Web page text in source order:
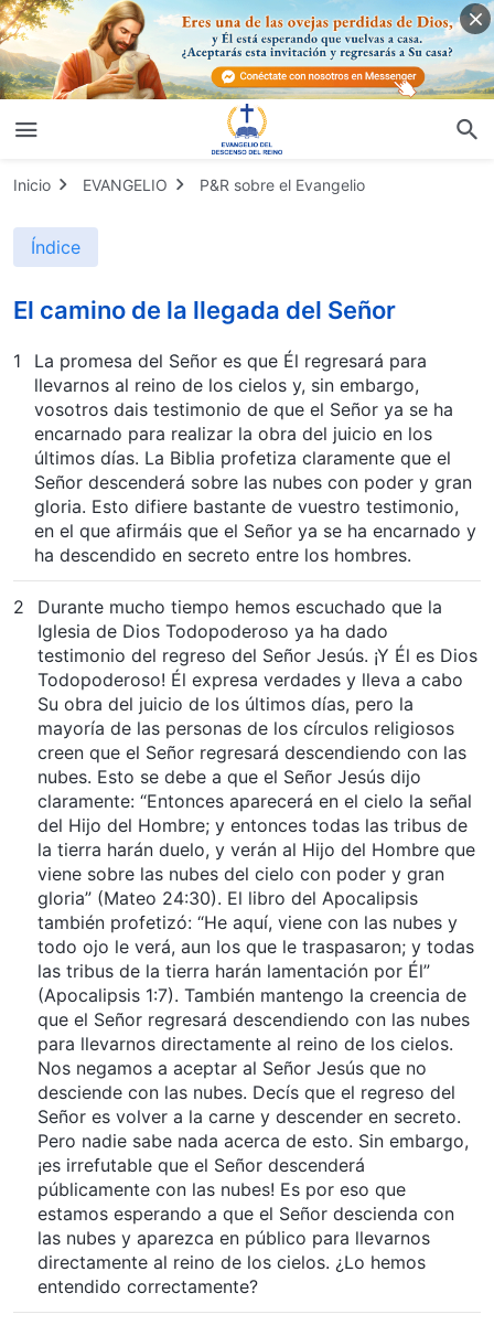
Inicio EVANGELIO P&R sobre el Evangelio
El camino de la llegada del Señor
Índice
1
La promesa del Señor es que Él regresará para
llevarnos al reino de los cielos y, sin embargo,
vosotros dais testimonio de que el Señor ya se ha
encarnado para realizar la obra del juicio en los
últimos días. La Biblia profetiza claramente que el
Señor descenderá sobre las nubes con poder y gran
gloria. Esto difiere bastante de vuestro testimonio,
en el que afirmáis que el Señor ya se ha encarnado y
ha descendido en secreto entre los hombres.
2
Durante mucho tiempo hemos escuchado que la
Iglesia de Dios Todopoderoso ya ha dado
testimonio del regreso del Señor Jesús. ¡Y Él es Dios
Todopoderoso! Él expresa verdades y lleva a cabo
Su obra del juicio de los últimos días, pero la
mayoría de las personas de los círculos religiosos
creen que el Señor regresará descendiendo con las
nubes. Esto se debe a que el Señor Jesús dijo
claramente: “Entonces aparecerá en el cielo la señal
del Hijo del Hombre; y entonces todas las tribus de
la tierra harán duelo, y verán al Hijo del Hombre que
viene sobre las nubes del cielo con poder y gran
gloria” (Mateo 24:30). El libro del Apocalipsis
también profetizó: “He aquí, viene con las nubes y
todo ojo le verá, aun los que le traspasaron; y todas
las tribus de la tierra harán lamentación por Él”
(Apocalipsis 1:7). También mantengo la creencia de
que el Señor regresará descendiendo con las nubes
para llevarnos directamente al reino de los cielos.
Nos negamos a aceptar al Señor Jesús que no
desciende con las nubes. Decís que el regreso del
Señor es volver a la carne y descender en secreto.
Pero nadie sabe nada acerca de esto. Sin embargo,
¡es irrefutable que el Señor descenderá
públicamente con las nubes! Es por eso que
estamos esperando a que el Señor descienda con
las nubes y aparezca en público para llevarnos
directamente al reino de los cielos. ¿Lo hemos
entendido correctamente?